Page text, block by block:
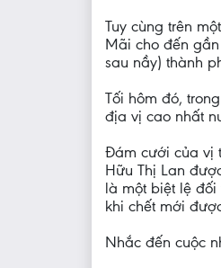
Tuy cùng trên
Mãi cho đến
sau nầy) thành
Tối hôm đó,
địa vị cao nhất
Ðám cưới của vị
Hữu Thị Lan
là một biệt lệ
khi chết mới
Nhắc đến cuộc